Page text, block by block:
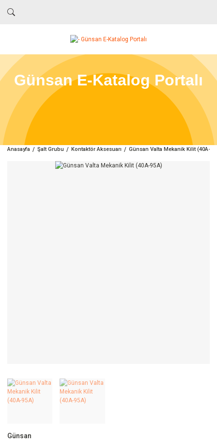
Günsan E-Katalog Portalı
Anasayfa Şalt Grubu Kontaktör Aksesuarı Günsan Valta Mekanik Kilit (40A-
Günsan